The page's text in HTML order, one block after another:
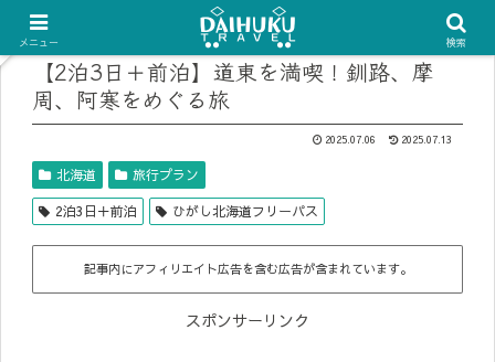
【2泊3日＋前泊】道東を満喫！釧路、摩
周、阿寒をめぐる旅
2025.07.06 2025.07.13
北海道 旅行プラン
2泊3日＋前泊 ひがし北海道フリーパス
記事内にアフィリエイト広告を含む広告が含まれています。
スポンサーリンク
メニュー 検索